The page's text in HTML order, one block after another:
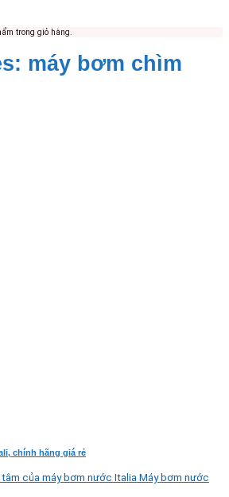
trong giỏ hàng.
máy bơm chìm
chính hãng giá rẻ
của máy bơm nước Italia Máy bơm nước